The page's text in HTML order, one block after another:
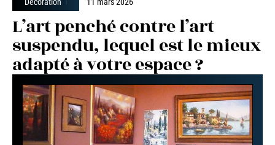
L’art penché contre l’art
suspendu, lequel est le mieux
adapté à votre espace ?